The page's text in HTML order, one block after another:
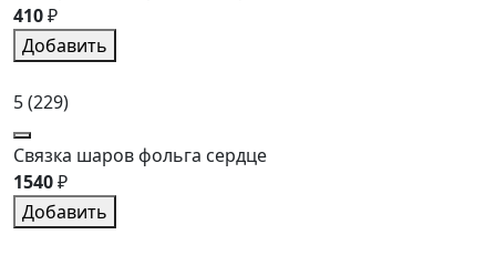
410₽
Добавить
5(229)
Связка шаров фольга сердце
1540₽
Добавить